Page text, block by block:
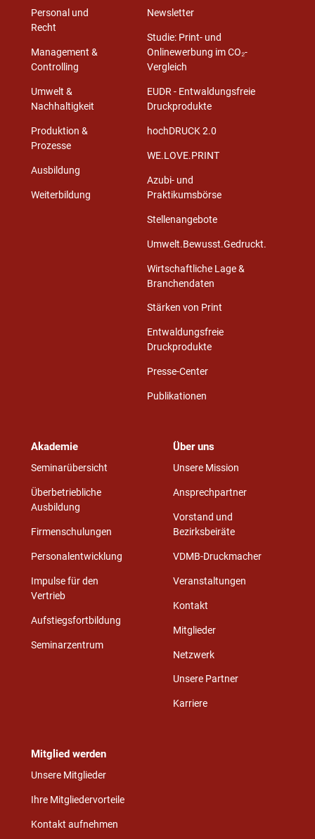
Personal und
Recht
Management &
Controlling
Umwelt &
Nachhaltigkeit
Produktion &
Prozesse
Ausbildung
Weiterbildung
Newsletter
Studie: Print- und
Onlinewerbung im CO₂-
Vergleich
EUDR - Entwaldungsfreie
Druckprodukte
hochDRUCK 2.0
WE.LOVE.PRINT
Azubi- und
Praktikumsbörse
Stellenangebote
Umwelt.Bewusst.Gedruckt.
Wirtschaftliche Lage &
Branchendaten
Stärken von Print
Entwaldungsfreie
Druckprodukte
Presse-Center
Publikationen
Akademie
Seminarübersicht
Überbetriebliche
Ausbildung
Firmenschulungen
Personalentwicklung
Impulse für den
Vertrieb
Aufstiegsfortbildung
Seminarzentrum
Über uns
Unsere Mission
Ansprechpartner
Vorstand und
Bezirksbeiräte
VDMB-Druckmacher
Veranstaltungen
Kontakt
Mitglieder
Netzwerk
Unsere Partner
Karriere
Mitglied werden
Unsere Mitglieder
Ihre Mitgliedervorteile
Kontakt aufnehmen